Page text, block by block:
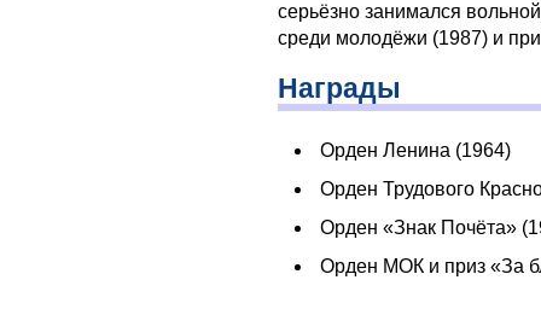
серьёзно занимался
среди молодёжи (1987) и
Награды
Орден Ленина (1964)
Орден Трудового
Орден «Знак Почёта»
Орден МОК и приз «За